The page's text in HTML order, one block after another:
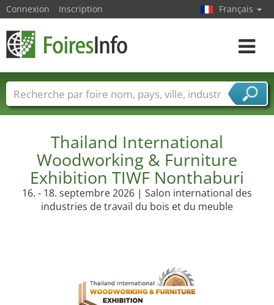
Thailand International
Woodworking & Furniture
Exhibition TIWF Nonthaburi
16. - 18. septembre 2026 | Salon international des
industries de travail du bois et du meuble
Connexion Inscription Français
Toggle
Foire noms Pays Villes
Secteurs de foire